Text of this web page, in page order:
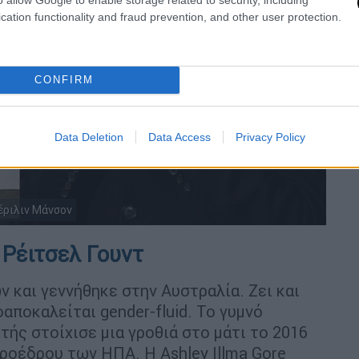
functionality and fraud prevention, and other user protection.
CONFIRM
Data Deletion Data Access Privacy Policy
Μάνσον
Γουντ
και γεννήθηκε στην Αυστραλία. Ζει και
gender-fluid. Το γυμνό
στοίχισε μια γροθιά στο μάτι το 2016
των ΗΠΑ. Η Ashley Illma Gore